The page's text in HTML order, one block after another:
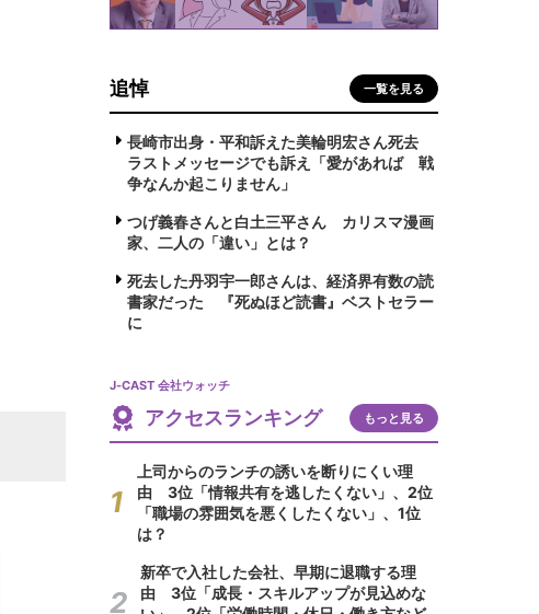
追悼 一覧を見る
長崎市出身・平和訴えた美輪明宏さん死去
ラストメッセージでも訴え「愛があれば 戦
争なんか起こりません」
つげ義春さんと白土三平さん カリスマ漫画
家、二人の「違い」とは？
死去した丹羽宇一郎さんは、経済界有数の読
書家だった 『死ぬほど読書』ベストセラー
に
J-CAST 会社ウォッチ
アクセスランキング もっと見る
上司からのランチの誘いを断りにくい理
由 3位「情報共有を逃したくない」、2位
「職場の雰囲気を悪くしたくない」、1位
は？
新卒で入社した会社、早期に退職する理
由 3位「成長・スキルアップが見込めな